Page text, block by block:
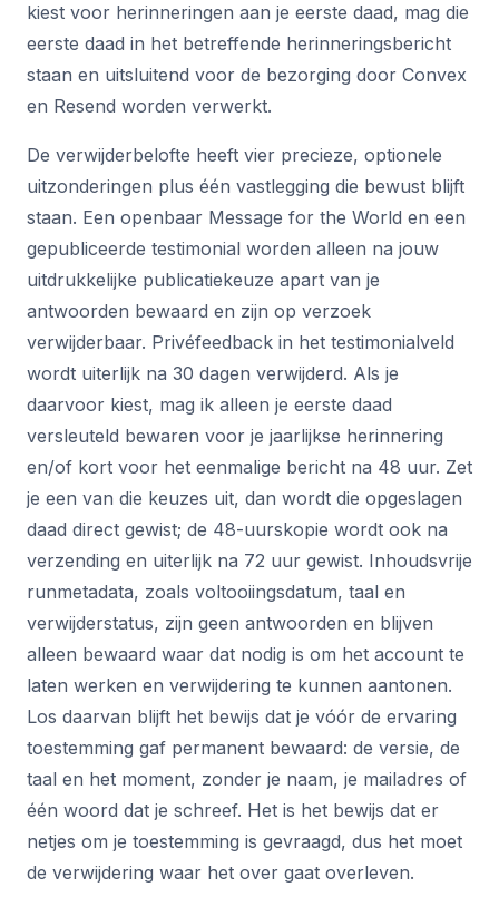
kiest voor herinneringen aan je eerste daad, mag die
eerste daad in het betreffende herinneringsbericht
staan en uitsluitend voor de bezorging door Convex
en Resend worden verwerkt.
De verwijderbelofte heeft vier precieze, optionele
uitzonderingen plus één vastlegging die bewust blijft
staan. Een openbaar Message for the World en een
gepubliceerde testimonial worden alleen na jouw
uitdrukkelijke publicatiekeuze apart van je
antwoorden bewaard en zijn op verzoek
verwijderbaar. Privéfeedback in het testimonialveld
wordt uiterlijk na 30 dagen verwijderd. Als je
daarvoor kiest, mag ik alleen je eerste daad
versleuteld bewaren voor je jaarlijkse herinnering
en/of kort voor het eenmalige bericht na 48 uur. Zet
je een van die keuzes uit, dan wordt die opgeslagen
daad direct gewist; de 48-uurskopie wordt ook na
verzending en uiterlijk na 72 uur gewist. Inhoudsvrije
runmetadata, zoals voltooiingsdatum, taal en
verwijderstatus, zijn geen antwoorden en blijven
alleen bewaard waar dat nodig is om het account te
laten werken en verwijdering te kunnen aantonen.
Los daarvan blijft het bewijs dat je vóór de ervaring
toestemming gaf permanent bewaard: de versie, de
taal en het moment, zonder je naam, je mailadres of
één woord dat je schreef. Het is het bewijs dat er
netjes om je toestemming is gevraagd, dus het moet
de verwijdering waar het over gaat overleven.